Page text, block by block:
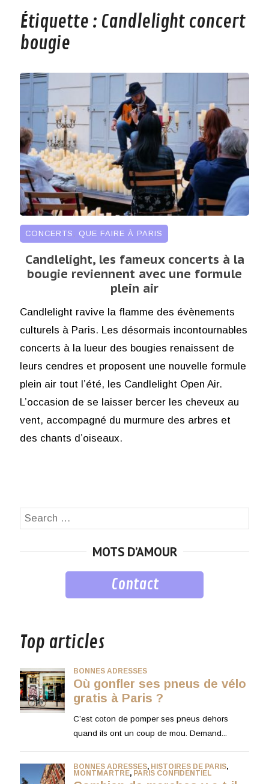
Étiquette : Candlelight concert
bougie
CONCERTS QUE FAIRE À PARIS
Candlelight, les fameux concerts à la
bougie reviennent avec une formule
plein air
Candlelight ravive la flamme des évènements
culturels à Paris. Les désormais incontournables
concerts à la lueur des bougies renaissent de
leurs cendres et proposent une nouvelle formule
plein air tout l’été, les Candlelight Open Air.
L’occasion de se laisser bercer les cheveux au
vent, accompagné du murmure des arbres et
des chants d’oiseaux.
Search
MOTS D’AMOUR
Contact
Top articles